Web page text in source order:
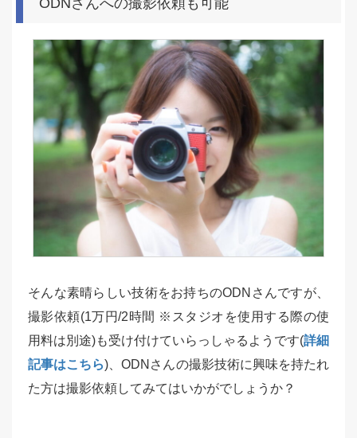
そんな素晴らしい技術をお持ちのODNさんですが、
撮影依頼(1万円/2時間 ※スタジオを使用する際の使
用料は別途)も受け付けていらっしゃるようです(詳細
記事はこちら)、ODNさんの撮影技術に興味を持たれ
た方は撮影依頼してみてはいかがでしょうか？